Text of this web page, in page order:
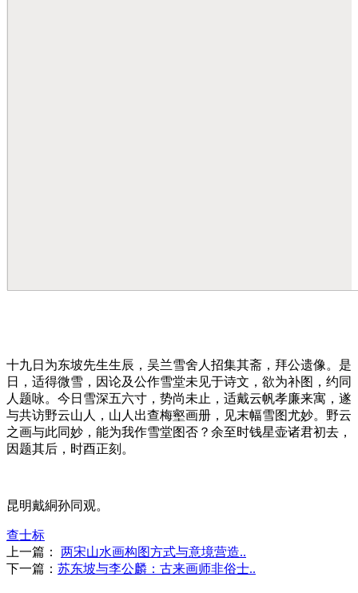
十九日为东坡先生生辰，吴兰雪舍人招集其斋，拜公遗像。是
日，适得微雪，因论及公作雪堂未见于诗文，欲为补图，约同
人题咏。今日雪深五六寸，势尚未止，适戴云帆孝廉来寓，遂
与共访野云山人，山人出查梅壑画册，见末幅雪图尤妙。野云
之画与此同妙，能为我作雪堂图否？余至时钱星壶诸君初去，
因题其后，时酉正刻。
昆明戴絧孙同观。
查士标
上一篇：
两宋山水画构图方式与意境营造..
下一篇： 苏东坡与李公麟：古来画师非俗士..